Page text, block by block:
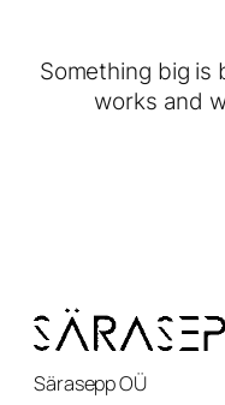
Something big is
works and
Särasepp OÜ